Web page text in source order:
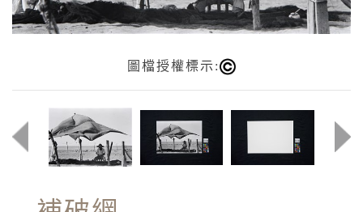
圖檔授權標示: